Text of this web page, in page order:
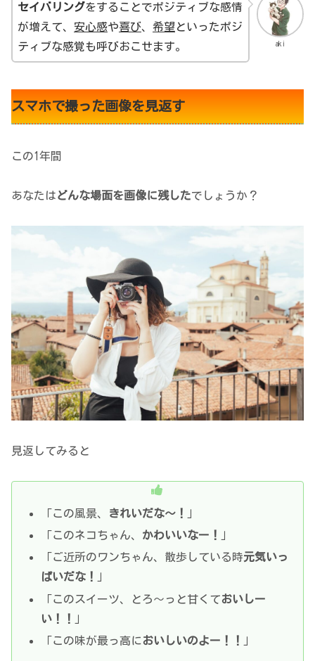
aki
セイバリングをすることでポジティブな感情
が増えて、 安心感や喜び、 希望 といったポジ
ティブな感覚も呼びおこせます。
スマホで撮った画像を見返す
この1年間
あなたはどんな場面を画像に残したでしょうか？
見返してみると
「この風景、 きれいだな～！
」
「このネコちゃん、 かわいいなー！
」
「ご近所のワンちゃん、散歩している時元気いっ
ぱいだな！
」
「このスイーツ、とろ～っと甘くておいしー
い！！
」
「この味が最っ高に おいしいのよー！！ 」